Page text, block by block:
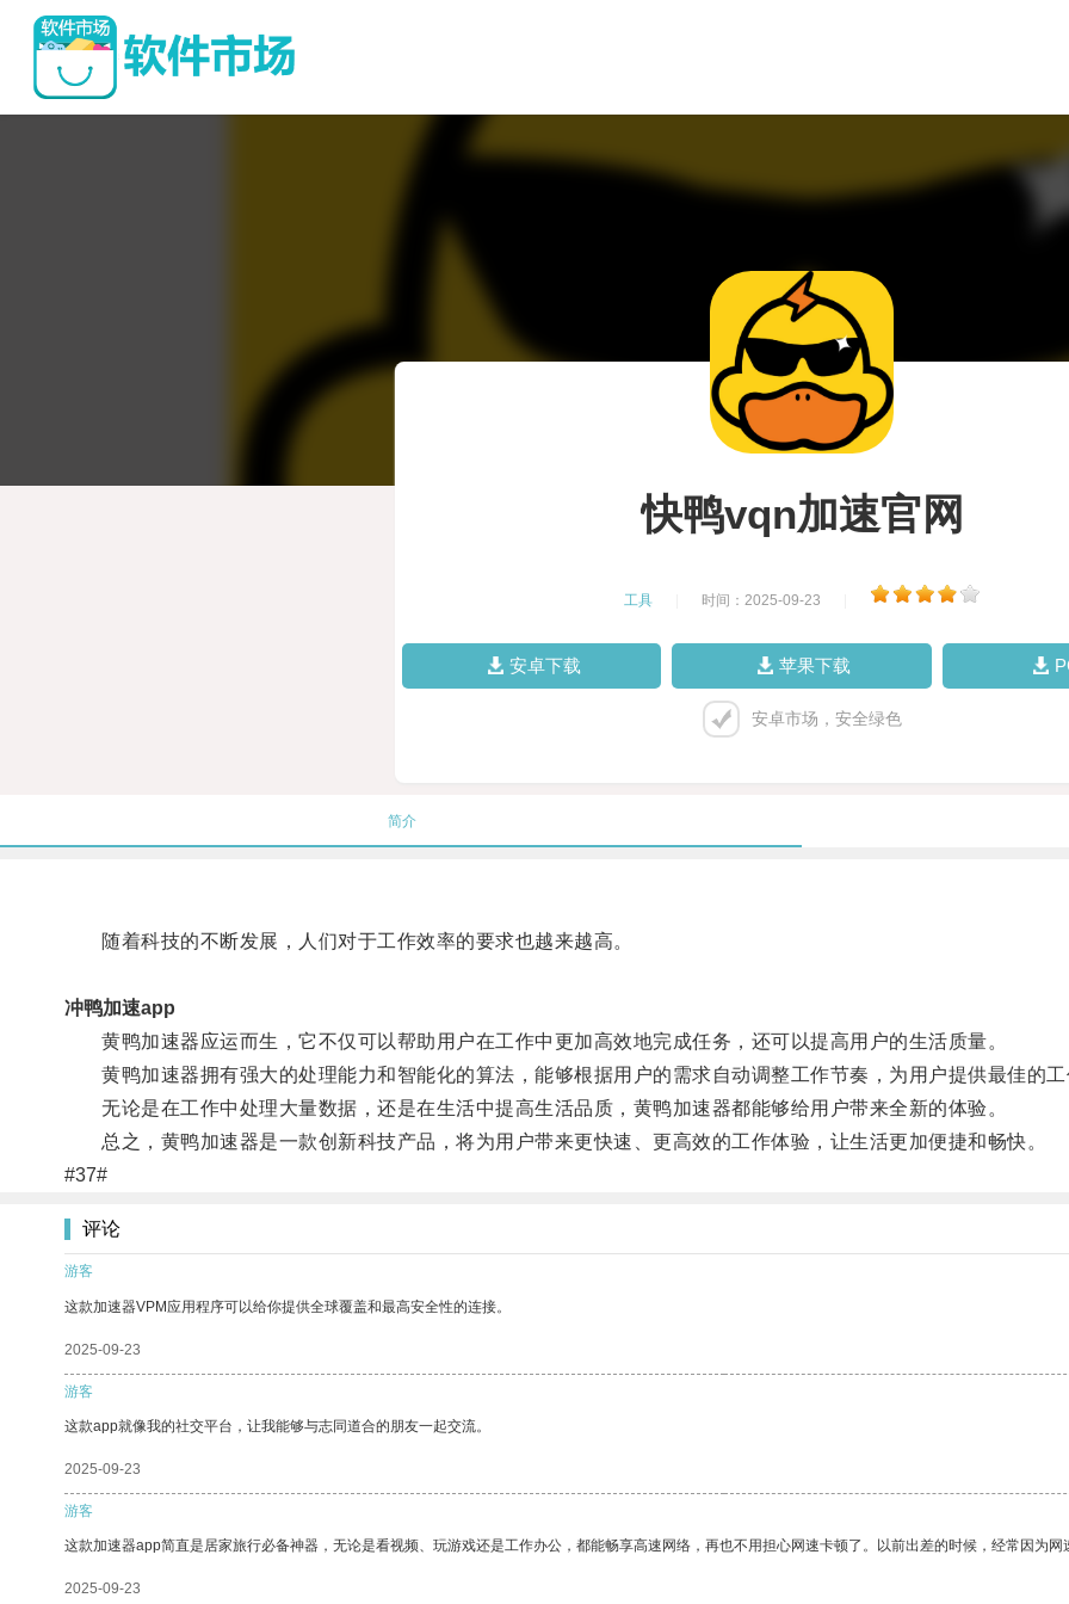
快鸭vqn加速官网
工具 时间：2025-09-23
安卓下载 苹果下载
安卓市场，安全绿色
简介
随着科技的不断发展，人们对于工作效率的要求也越来越高。
冲鸭加速app
黄鸭加速器应运而生，它不仅可以帮助用户在工作中更加高效地完成任务，还可以提高用户的生活质量。
黄鸭加速器拥有强大的处理能力和智能化的算法，能够根据用户的需求自动调整工作节奏，为用户提供最佳的工
无论是在工作中处理大量数据，还是在生活中提高生活品质，黄鸭加速器都能够给用户带来全新的体验。
总之，黄鸭加速器是一款创新科技产品，将为用户带来更快速、更高效的工作体验，让生活更加便捷和畅快。
#37#
评论
游客
这款加速器VPM应用程序可以给你提供全球覆盖和最高安全性的连接。
2025-09-23
游客
这款app就像我的社交平台，让我能够与志同道合的朋友一起交流。
2025-09-23
游客
这款加速器app简直是居家旅行必备神器，无论是看视频、玩游戏还是工作办公，都能畅享高速网络，再也不用担心网速卡顿了。以前出差的时候，经常因为
2025-09-23